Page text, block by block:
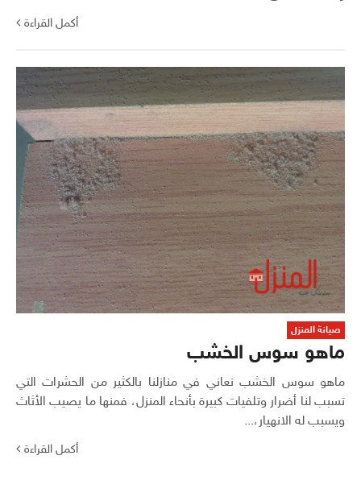
أكمل القراءة
صيانة المنزل
ماهو سوس الخشب
ماهو سوس الخشب نعاني في منازلنا بالكثير من الحشرات التي
تسبب لنا أضرار وتلفيات كبيرة بأنحاء المنزل، فمنها ما يصيب الأثاث
ويسبب له الانهيار،...
أكمل القراءة